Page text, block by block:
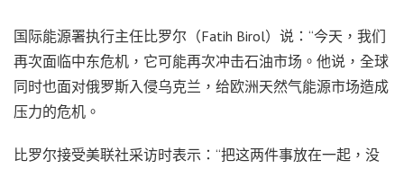
国际能源署执行主任比罗尔（Fatih Birol）说：“今天，我们
再次面临中东危机，它可能再次冲击石油市场。他说，全球
同时也面对俄罗斯入侵乌克兰，给欧洲天然气能源市场造成
压力的危机。
比罗尔接受美联社采访时表示：“把这两件事放在一起，没